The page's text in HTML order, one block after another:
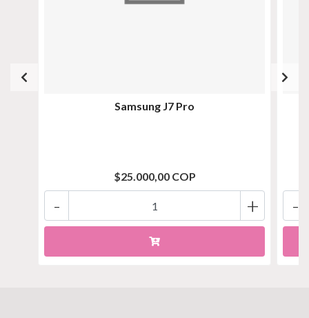
Samsung J7 Pro
$25.000,00 COP
+
- -